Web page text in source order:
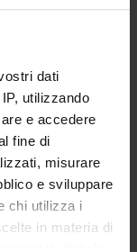
dati
utilizzando
e accedere
fine di
misurare
e sviluppare
chi utilizza i
in materia di
digitale